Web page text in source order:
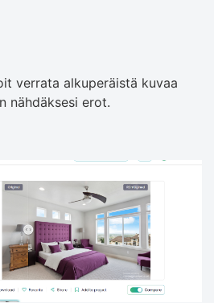
verrata alkuperäistä kuvaa
nähdäksesi erot.